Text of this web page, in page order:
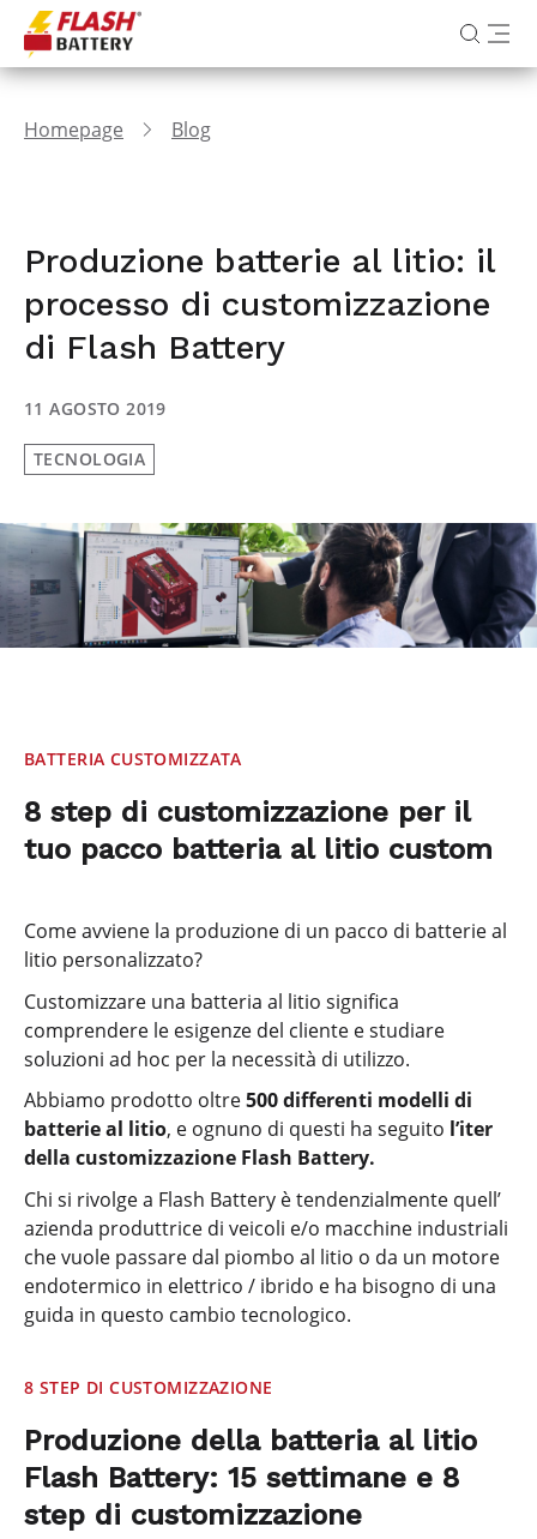
Homepage Blog
Produzione batterie al litio: il
processo di customizzazione
di Flash Battery
11 AGOSTO 2019
TECNOLOGIA
BATTERIA CUSTOMIZZATA
8 step di customizzazione per il
tuo pacco batteria al litio custom
Come avviene la produzione di un pacco di batterie al
litio personalizzato?
Customizzare una batteria al litio significa
comprendere le esigenze del cliente e studiare
soluzioni ad hoc per la necessità di utilizzo.
Abbiamo prodotto oltre500 differenti modelli di
batterie al litio, e ognuno di questi ha seguito l’iter
della customizzazione Flash Battery.
Chi si rivolge a Flash Battery è tendenzialmente quell’
azienda produttrice di veicoli e/o macchine industriali
che vuole passare dal piombo al litio o da un motore
endotermico in elettrico / ibrido e ha bisogno di una
guida in questo cambio tecnologico.
8 STEP DI CUSTOMIZZAZIONE
Produzione della batteria al litio
Flash Battery: 15 settimane e 8
step di customizzazione